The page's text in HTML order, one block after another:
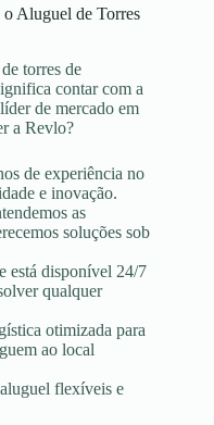
Aluguel de Torres
torres de
contar com a
de mercado em
a Revlo?
de experiência no
e inovação.
as
soluções sob
está disponível 24/7
qualquer
otimizada para
ao local
flexíveis e